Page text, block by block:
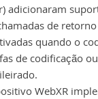
adicionaram
de
quando o
de codificação
WebXR